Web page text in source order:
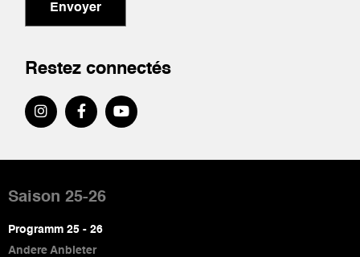
Envoyer
Restez connectés
de
page
Saison 25-26
Programm 25 - 26
Andere Anbieter